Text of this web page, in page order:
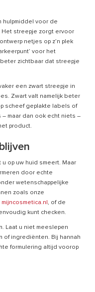
hulpmiddel voor de
streepje zorgt ervoor
netjes op z’n plek
voor het
zichtbaar dat streepje
een zwart streepje in
Zwart valt namelijk beter
scheef geplakte labels of
maar dan ook echt niets –
product.
op uw huid smeert. Maar
door echte
wetenschappelijke
zoals onze
mijncosmetica.nl , of de
kunt checken.
Laat u niet meeslepen
of ingrediënten. Bij hannah
formulering altijd voorop